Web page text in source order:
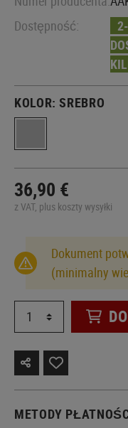
Dostępność:
KOLOR:SREBRO
36,90 €
z VAT, plus koszty wysyłki
Dokument
(minimalny
METODY